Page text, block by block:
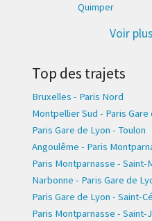
Quimper
Voir
Top des trajets
Bruxelles - Paris Nord
Montpellier Sud - Paris Gare
Paris Gare de Lyon - Toulon
Angoulême - Paris
Paris Montparnasse - Saint-
Narbonne - Paris Gare de
Paris Gare de Lyon - Saint-
Paris Montparnasse - Saint-